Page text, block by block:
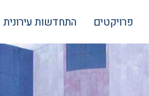
פרויקטים התחדשות עירונית